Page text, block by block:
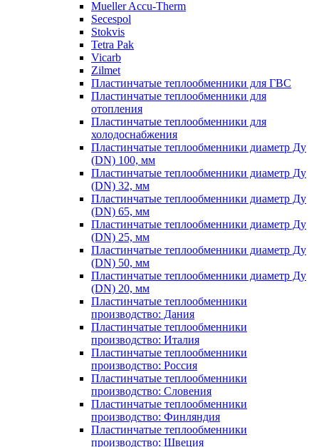
Mueller Accu-Therm
Secespol
Stokvis
Tetra Pak
Vicarb
Zilmet
Пластинчатые теплообменники для ГВС
Пластинчатые теплообменники для
отопления
Пластинчатые теплообменники для
холодоснабжения
Пластинчатые теплообменники диаметр Ду
(DN) 100, мм
Пластинчатые теплообменники диаметр Ду
(DN) 32, мм
Пластинчатые теплообменники диаметр Ду
(DN) 65, мм
Пластинчатые теплообменники диаметр Ду
(DN) 25, мм
Пластинчатые теплообменники диаметр Ду
(DN) 50, мм
Пластинчатые теплообменники диаметр Ду
(DN) 20, мм
Пластинчатые теплообменники
производство: Дания
Пластинчатые теплообменники
производство: Италия
Пластинчатые теплообменники
производство: Россия
Пластинчатые теплообменники
производство: Словения
Пластинчатые теплообменники
производство: Финляндия
Пластинчатые теплообменники
производство: Швеция